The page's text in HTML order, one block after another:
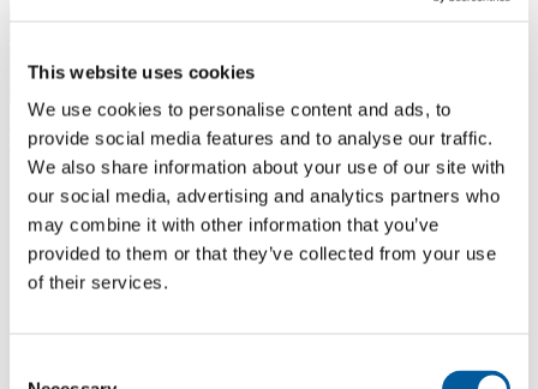
This website uses cookies
We use cookies to personalise content and ads, to
provide social media features and to analyse our traffic.
We also share information about your use of our site with
our social media, advertising and analytics partners who
may combine it with other information that you’ve
provided to them or that they’ve collected from your use
of their services.
Menu
Domů
Prodejní místa/
Podlahy Sikora
Podlahy Sikora